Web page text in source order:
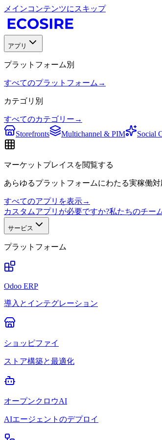
メインコンテンツにスキップ
アプリ
プラットフォーム別
すべてのプラットフォーム →
カテゴリ別
すべてのカテゴリー →
Storefronts
Multichannel & PIM Social
マーケットプレイスを閲覧する
あらゆるプラットフォームにわたる実稼働
すべてのアプリを表示→
カスタムアプリが必要ですか?私たちのチー
サービス
プラットフォーム
Odoo ERP
導入とインテグレーション
ショッピファイ
ストア構築と最適化
オープンクロウAI
AIエージェントのデプロイ